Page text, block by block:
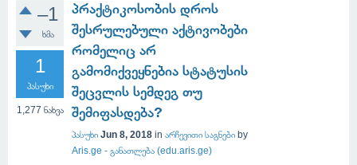
–1
ხმა
1
პასუხი
1,277 ნახვა
პრაქტიკოსობის დროს
შესრულებული აქტივობები
რომელიც არ
გამომიქვეყნებია სტატუსის
შეცვლის სემდეგ თუ
შემიფასდება?
პასუხი Jun 8, 2018 in არჩევითი საგნები by
Aris.ge - განათლება (edu.aris.ge)